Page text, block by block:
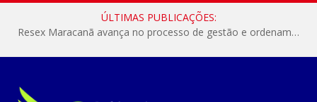
ÚLTIMAS PUBLICAÇÕES:
Resex Maracanã avança no processo de gestão e ordenamento do turismo em nossas áreas protegidas.